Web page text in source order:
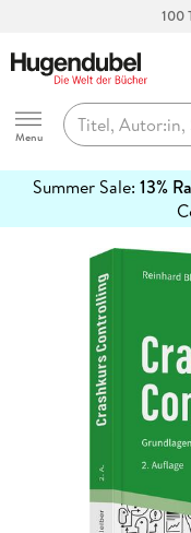
100
Hugendubel
Menu
Summer Sale: 13%
erfahren